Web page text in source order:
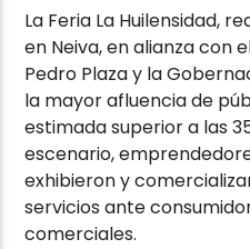
La Feria La Huilensidad,
en Neiva, en alianza con
Pedro Plaza y la
la mayor afluencia de
estimada superior a las
escenario,
exhibieron y
servicios ante
comerciales.